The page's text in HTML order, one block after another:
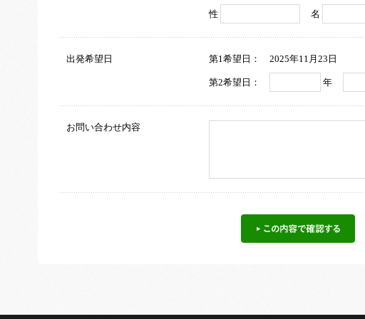
性 名
出発希望日 第1希望日： 2025年11月23日
第2希望日： 年
お問い合わせ内容